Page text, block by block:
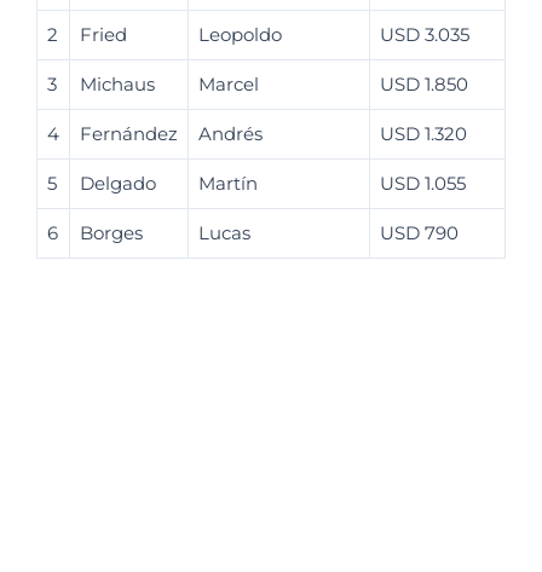
2 Fried Leopoldo USD 3.035
3 Michaus Marcel USD 1.850
4 Fernández Andrés USD 1.320
5 Delgado Martín USD 1.055
6 Borges Lucas USD 790